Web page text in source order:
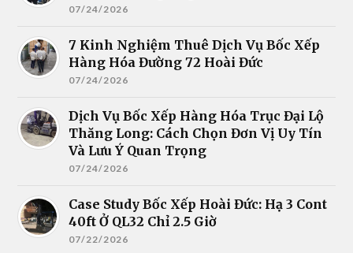
07/24/2026
7 Kinh Nghiệm Thuê Dịch Vụ Bốc Xếp
Hàng Hóa Đường 72 Hoài Đức
07/24/2026
Dịch Vụ Bốc Xếp Hàng Hóa Trục Đại Lộ
Thăng Long: Cách Chọn Đơn Vị Uy Tín
Và Lưu Ý Quan Trọng
07/24/2026
Case Study Bốc Xếp Hoài Đức: Hạ 3 Cont
40ft Ở QL32 Chỉ 2.5 Giờ
07/22/2026